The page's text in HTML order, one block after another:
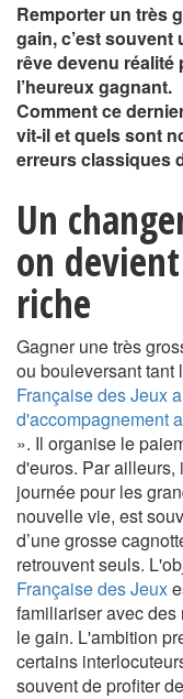
Remporter un très
gain, c’est souvent
rêve devenu réalité
l’heureux gagnant.
Comment ce
vit-il et quels sont
erreurs classiques
Un
on
riche
Gagner une très
ou bouleversant tant
Française des Jeux
d'accompagnement
». Il organise le
d'euros. Par
journée pour les
nouvelle vie, est
d’une grosse
retrouvent seuls.
Française des Jeux
familiariser avec
le gain. L'ambition
certains
souvent de profiter